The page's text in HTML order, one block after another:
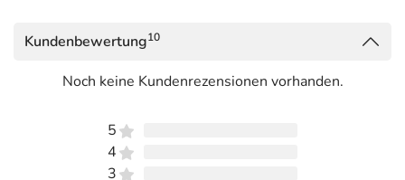
Kundenbewertung10
Noch keine Kundenrezensionen vorhanden.
5
4
3